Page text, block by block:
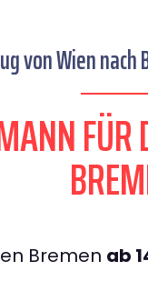
von Wien
Bremen ab